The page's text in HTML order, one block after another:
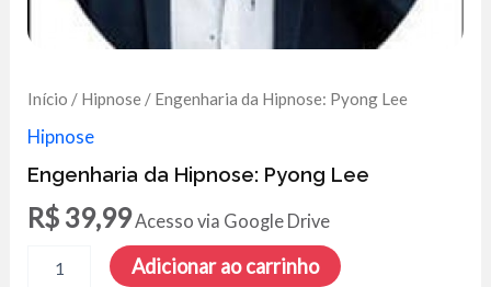
Início / Hipnose / Engenharia da Hipnose: Pyong Lee
Hipnose
Engenharia da Hipnose: Pyong Lee
R$ 39,99Acesso via Google Drive
Adicionar ao carrinho